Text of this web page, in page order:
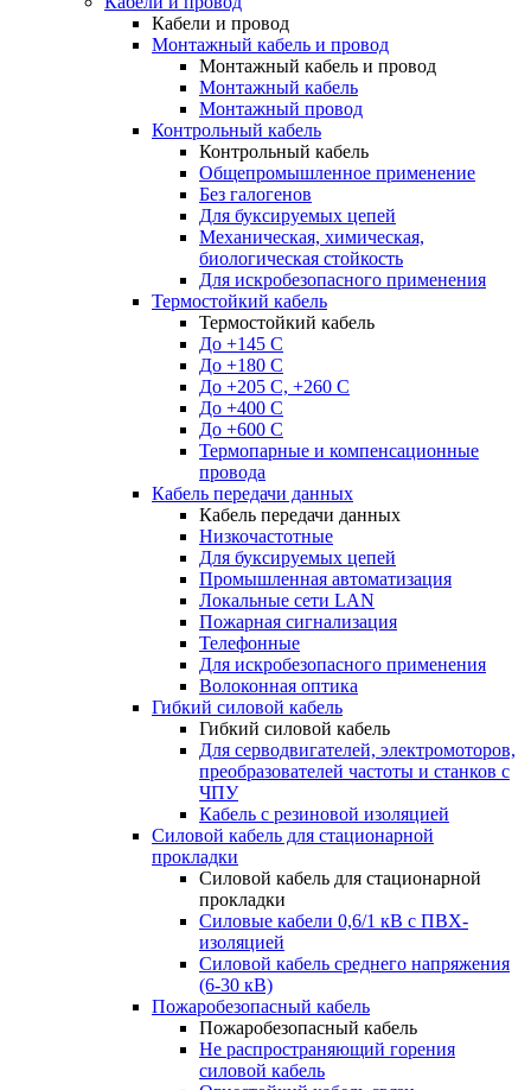
Кабели и провод
Монтажный кабель и провод
Монтажный кабель и провод
Монтажный кабель
Монтажный провод
Контрольный кабель
Контрольный кабель
Общепромышленное применение
Без галогенов
Для буксируемых цепей
Механическая, химическая,
биологическая стойкость
Для искробезопасного применения
Термостойкий кабель
Термостойкий кабель
До +145 С
До +180 C
До +205 С, +260 С
До +400 C
До +600 С
Термопарные и компенсационные
провода
Кабель передачи данных
Кабель передачи данных
Низкочастотные
Для буксируемых цепей
Промышленная автоматизация
Локальные сети LAN
Пожарная сигнализация
Телефонные
Для искробезопасного применения
Волоконная оптика
Гибкий силовой кабель
Гибкий силовой кабель
Для серводвигателей, электромоторов,
преобразователей частоты и станков с
ЧПУ
Кабель с резиновой изоляцией
Силовой кабель для стационарной
прокладки
Силовой кабель для стационарной
прокладки
Силовые кабели 0,6/1 кВ с ПВХ-
изоляцией
Силовой кабель среднего напряжения
(6-30 кВ)
Пожаробезопасный кабель
Пожаробезопасный кабель
Не распространяющий горения
силовой кабель